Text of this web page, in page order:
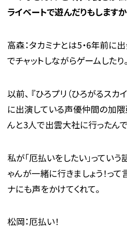
ライベートで遊んだりもしますか
高森：タカミナとは5・6年前に
でチャットしながらゲームしたり。
以前、 『ひろプリ（ひろがるスカイ
に出演している声優仲間の加隈
んと3人で出雲大社に行ったんで
私が「厄払いをしたい」っていう
ゃんが一緒に行きましょう！って
ナにも声をかけてくれて。
松岡：厄払い！